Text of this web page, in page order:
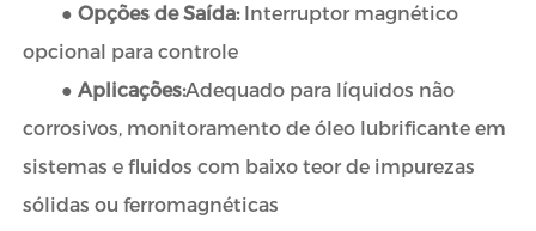
● Opções de Saída:Interruptor magnético
opcional para controle
● Aplicações:Adequado para líquidos não
corrosivos, monitoramento de óleo lubrificante em
sistemas e fluidos com baixo teor de impurezas
sólidas ou ferromagnéticas